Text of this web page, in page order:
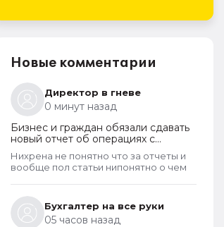
Новые комментарии
Директор в гневе
0 минут назад
Бизнес и граждан обязали сдавать
новый отчет об операциях с
криптовалютами на иностранных
платформах
Нихрена не понятно что за отчеты и
вообще пол статьи нипонятно о чем
Бухгалтер на все руки
05 часов назад